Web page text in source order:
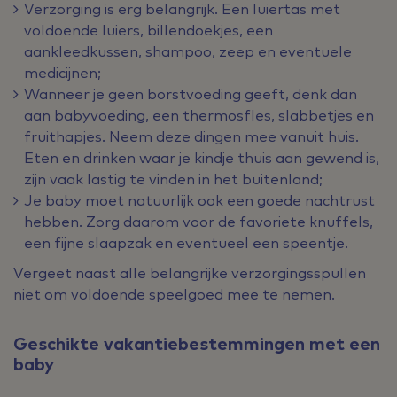
Verzorging is erg belangrijk. Een luiertas met
voldoende luiers, billendoekjes, een
aankleedkussen, shampoo, zeep en eventuele
medicijnen;
Wanneer je geen borstvoeding geeft, denk dan
aan babyvoeding, een thermosfles, slabbetjes en
fruithapjes. Neem deze dingen mee vanuit huis.
Eten en drinken waar je kindje thuis aan gewend is,
zijn vaak lastig te vinden in het buitenland;
Je baby moet natuurlijk ook een goede nachtrust
hebben. Zorg daarom voor de favoriete knuffels,
een fijne slaapzak en eventueel een speentje.
Vergeet naast alle belangrijke verzorgingsspullen
niet om voldoende speelgoed mee te nemen.
Geschikte vakantiebestemmingen met een
baby